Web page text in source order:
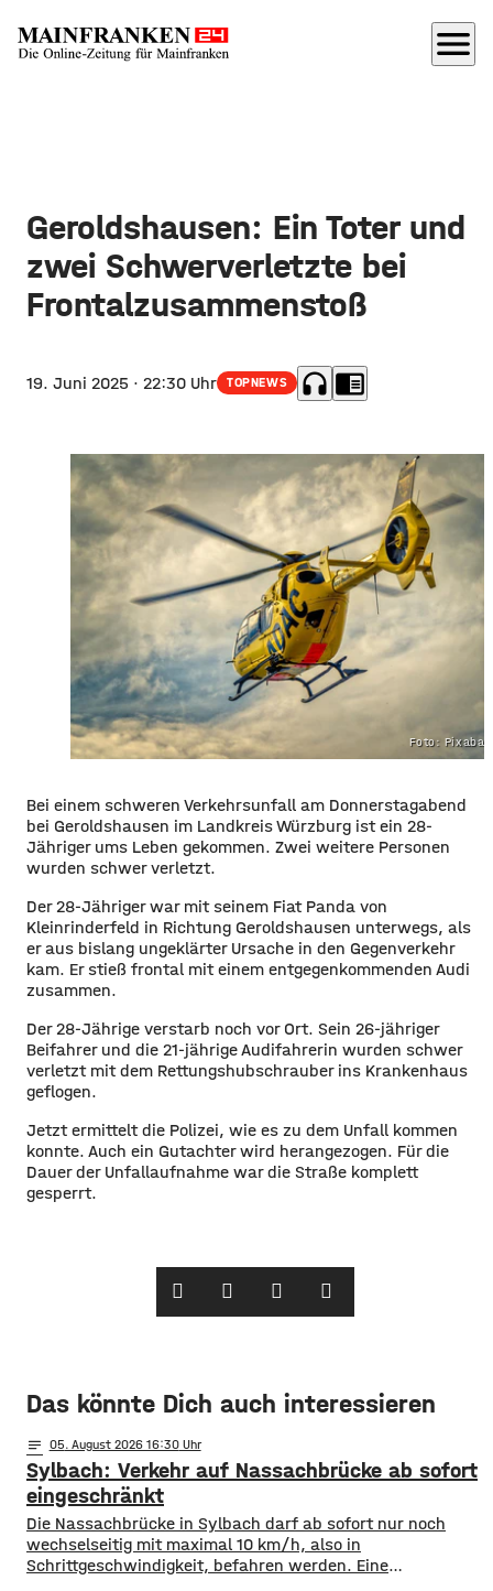
menu
Geroldshausen: Ein Toter und
zwei Schwerverletzte bei
Frontalzusammenstoß
19. Juni 2025 · 22:30 Uhr TOPNEWS headphones chrome_reader_mode
Foto:
Bei einem schweren Verkehrsunfall am Donnerstagabend
bei Geroldshausen im Landkreis Würzburg ist ein 28-
Jähriger ums Leben gekommen. Zwei weitere Personen
wurden schwer verletzt.
Der 28-Jähriger war mit seinem Fiat Panda von
Kleinrinderfeld in Richtung Geroldshausen unterwegs, als
er aus bislang ungeklärter Ursache in den Gegenverkehr
kam. Er stieß frontal mit einem entgegenkommenden Audi
zusammen.
Der 28-Jährige verstarb noch vor Ort. Sein 26-jähriger
Beifahrer und die 21-jährige Audifahrerin wurden schwer
verletzt mit dem Rettungshubschrauber ins Krankenhaus
geflogen.
Jetzt ermittelt die Polizei, wie es zu dem Unfall kommen
konnte. Auch ein Gutachter wird herangezogen. Für die
Dauer der Unfallaufnahme war die Straße komplett
gesperrt.
Das könnte Dich auch interessieren
notes 05. August 2026 16:30
Sylbach: Verkehr auf Nassachbrücke ab sofort
eingeschränkt
Die Nassachbrücke in Sylbach darf ab sofort nur noch
wechselseitig mit maximal 10 km/h, also in
Schrittgeschwindigkeit, befahren werden. Eine